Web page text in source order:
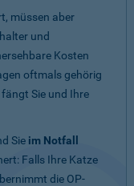
müssen aber
und
Kosten
oftmals gehörig
Sie und Ihre
Sie im Notfall
Falls Ihre Katze
die OP-